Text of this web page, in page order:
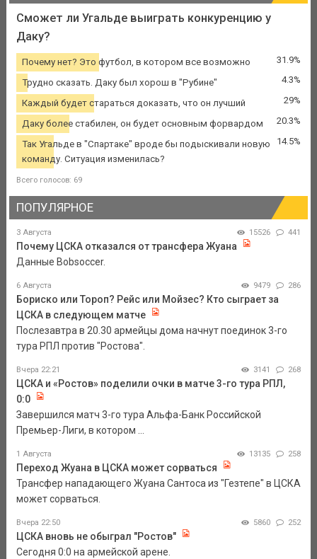
Сможет ли Угальде выиграть конкуренцию у
Даку?
Почему нет? Это футбол, в котором все возможно 31.9%
Трудно сказать. Даку был хорош в "Рубине" 4.3%
Каждый будет стараться доказать, что он лучший 29%
Даку более стабилен, он будет основным форвардом 20.3%
Так Угальде в "Спартаке" вроде бы подыскивали новую
команду. Ситуация изменилась?
14.5%
Всего голосов: 69
ПОПУЛЯРНОЕ
3 Августа 15526 441
Почему ЦСКА отказался от трансфера Жуана
Данные Bobsoccer.
6 Августа 9479 286
Бориско или Тороп? Рейс или Мойзес? Кто сыграет за
ЦСКА в следующем матче
Послезавтра в 20.30 армейцы дома начнут поединок 3-го
тура РПЛ против "Ростова".
Вчера 22:21 3141 268
ЦСКА и «Ростов» поделили очки в матче 3-го тура РПЛ,
0:0
Завершился матч 3-го тура Альфа-Банк Российской
Премьер-Лиги, в котором ...
1 Августа 13135 258
Переход Жуана в ЦСКА может сорваться
Трансфер нападающего Жуана Сантоса из "Гезтепе" в ЦСКА
может сорваться.
Вчера 22:50 5860 252
ЦСКА вновь не обыграл "Ростов"
Сегодня 0:0 на армейской арене.